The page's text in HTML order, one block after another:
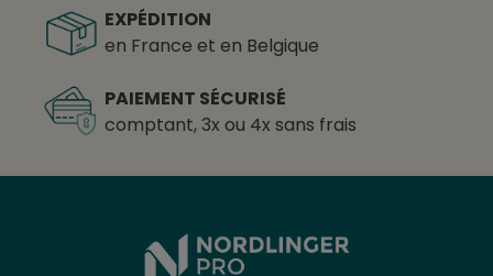
EXPÉDITION
en France et en Belgique
PAIEMENT SÉCURISÉ
comptant, 3x ou 4x sans frais